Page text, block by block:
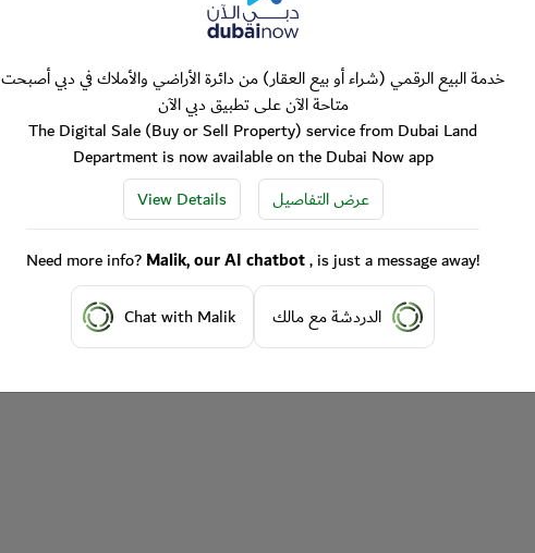
خدمة البيع الرقمي (شراء أو بيع العقار) من دائرة الأراضي والأملاك في دبي أصبحت
متاحة الآن على تطبيق دبي الآن
The Digital Sale (Buy or Sell Property) service from Dubai Land
Department is now available on the Dubai Now app
View Details
عرض التفاصيل
Need more info?Malik, our AI chatbot, is just a message away!
Chat with Malik
الدردشة مع مالك